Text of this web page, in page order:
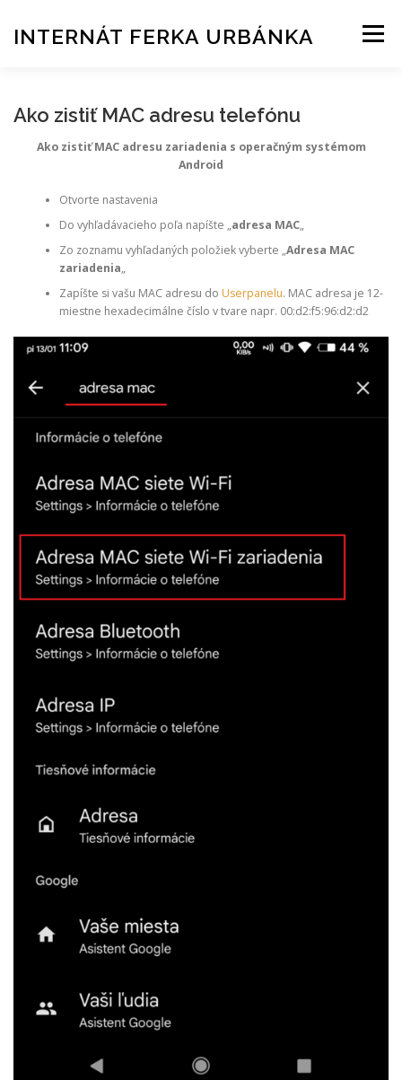
obsahINTERNÁT FERKA URBÁNKA Menu
KONTAKT
HLÁSENIE ZÁVAD
POSILŇOVŇA REZERVAČNÝ SYSTÉM
Ako zistiť MAC adresu telefónu
Ako zistiť MAC adresu zariadenia s operačným systémom
Android
Otvorte nastavenia
Do vyhľadávacieho poľa napíšte „adresa MAC„
Zo zoznamu vyhľadaných položiek vyberte „Adresa MAC
zariadenia„
Zapíšte si vašu MAC adresu do Userpanelu. MAC adresa je 12-
miestne hexadecimálne číslo v tvare napr. 00:d2:f5:96:d2:d2